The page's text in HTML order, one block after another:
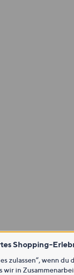
Shopping-
zulassen“, wenn du
wir in